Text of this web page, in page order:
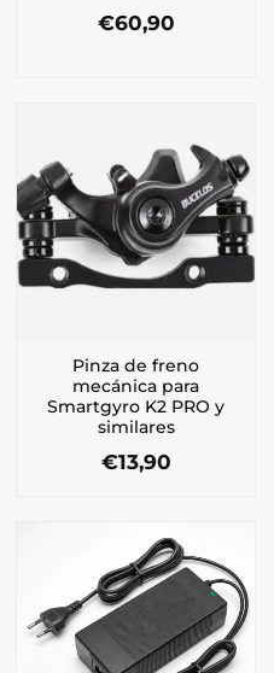
€60,90
Pinza de freno
mecánica para
Smartgyro K2 PRO y
similares
€13,90